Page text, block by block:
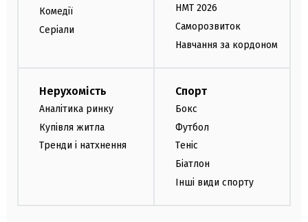
Комедії
Серіали
НМТ 2026
Саморозвиток
Навчання за кордоном
Нерухомість
Аналітика ринку
Купівля житла
Тренди і натхнення
Спорт
Бокс
Футбол
Теніс
Біатлон
Інші види спорту